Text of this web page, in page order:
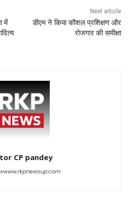
में
Next article
डीएम ने किया कौशल प्रशिक्षण और
रोजगार की समीक्षा
CP pandey